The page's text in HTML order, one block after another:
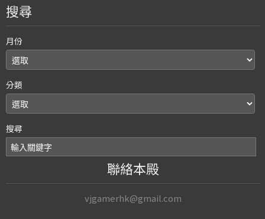
搜尋
月份
分類
搜尋
聯絡本殿
vjgamerhk@gmail.com